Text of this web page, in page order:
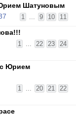
Шатуновым
1 ... 9 10 11
1 ... 22 23 24
Юрием
1 ... 20 21 22